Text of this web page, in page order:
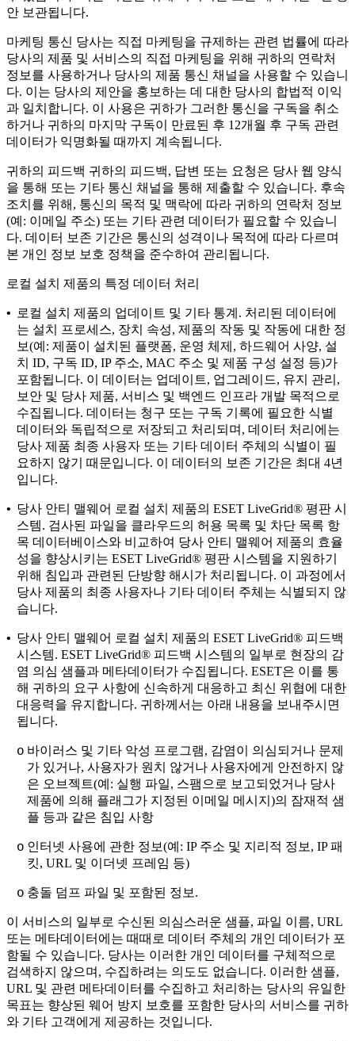
안 보관됩니다.
마케팅 통신 당사는 직접 마케팅을 규제하는 관련 법률에 따라
당사의 제품 및 서비스의 직접 마케팅을 위해 귀하의 연락처
정보를 사용하거나 당사의 제품 통신 채널을 사용할 수 있습니
다. 이는 당사의 제안을 홍보하는 데 대한 당사의 합법적 이익
과 일치합니다. 이 사용은 귀하가 그러한 통신을 구독을 취소
하거나 귀하의 마지막 구독이 만료된 후 12개월 후 구독 관련
데이터가 익명화될 때까지 계속됩니다.
귀하의 피드백 귀하의 피드백, 답변 또는 요청은 당사 웹 양식
을 통해 또는 기타 통신 채널을 통해 제출할 수 있습니다. 후속
조치를 위해, 통신의 목적 및 맥락에 따라 귀하의 연락처 정보
(예: 이메일 주소) 또는 기타 관련 데이터가 필요할 수 있습니
다. 데이터 보존 기간은 통신의 성격이나 목적에 따라 다르며
본 개인 정보 보호 정책을 준수하여 관리됩니다.
로컬 설치 제품의 특정 데이터 처리
• 로컬 설치 제품의 업데이트 및 기타 통계. 처리된 데이터에
는 설치 프로세스, 장치 속성, 제품의 작동 및 작동에 대한 정
보(예: 제품이 설치된 플랫폼, 운영 체제, 하드웨어 사양, 설
치 ID, 구독 ID, IP 주소, MAC 주소 및 제품 구성 설정 등)가
포함됩니다. 이 데이터는 업데이트, 업그레이드, 유지 관리,
보안 및 당사 제품, 서비스 및 백엔드 인프라 개발 목적으로
수집됩니다. 데이터는 청구 또는 구독 기록에 필요한 식별
데이터와 독립적으로 저장되고 처리되며, 데이터 처리에는
당사 제품 최종 사용자 또는 기타 데이터 주체의 식별이 필
요하지 않기 때문입니다. 이 데이터의 보존 기간은 최대 4년
입니다.
• 당사 안티 맬웨어 로컬 설치 제품의 ESET LiveGrid® 평판 시
스템. 검사된 파일을 클라우드의 허용 목록 및 차단 목록 항
목 데이터베이스와 비교하여 당사 안티 맬웨어 제품의 효율
성을 향상시키는 ESET LiveGrid® 평판 시스템을 지원하기
위해 침입과 관련된 단방향 해시가 처리됩니다. 이 과정에서
당사 제품의 최종 사용자나 기타 데이터 주체는 식별되지 않
습니다.
• 당사 안티 맬웨어 로컬 설치 제품의 ESET LiveGrid® 피드백
시스템. ESET LiveGrid® 피드백 시스템의 일부로 현장의 감
염 의심 샘플과 메타데이터가 수집됩니다. ESET은 이를 통
해 귀하의 요구 사항에 신속하게 대응하고 최신 위협에 대한
대응력을 유지합니다. 귀하께서는 아래 내용을 보내주시면
됩니다.
o 바이러스 및 기타 악성 프로그램, 감염이 의심되거나 문제
가 있거나, 사용자가 원치 않거나 사용자에게 안전하지 않
은 오브젝트(예: 실행 파일, 스팸으로 보고되었거나 당사
제품에 의해 플래그가 지정된 이메일 메시지)의 잠재적 샘
플 등과 같은 침입 사항
o 인터넷 사용에 관한 정보(예: IP 주소 및 지리적 정보, IP 패
킷, URL 및 이더넷 프레임 등)
o 충돌 덤프 파일 및 포함된 정보.
이 서비스의 일부로 수신된 의심스러운 샘플, 파일 이름, URL
또는 메타데이터에는 때때로 데이터 주체의 개인 데이터가 포
함될 수 있습니다. 당사는 이러한 개인 데이터를 구체적으로
검색하지 않으며, 수집하려는 의도도 없습니다. 이러한 샘플,
URL 및 관련 메타데이터를 수집하고 처리하는 당사의 유일한
목표는 향상된 웨어 방지 보호를 포함한 당사의 서비스를 귀하
와 기타 고객에게 제공하는 것입니다.